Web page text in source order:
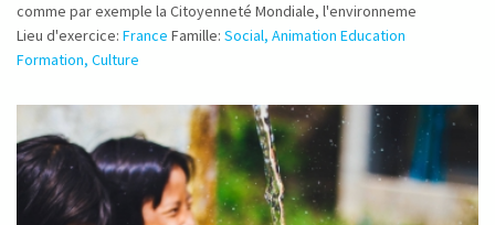
comme par exemple la Citoyenneté Mondiale, l'environneme
Lieu d'exercice: France Famille: Social, Animation Education
Formation, Culture